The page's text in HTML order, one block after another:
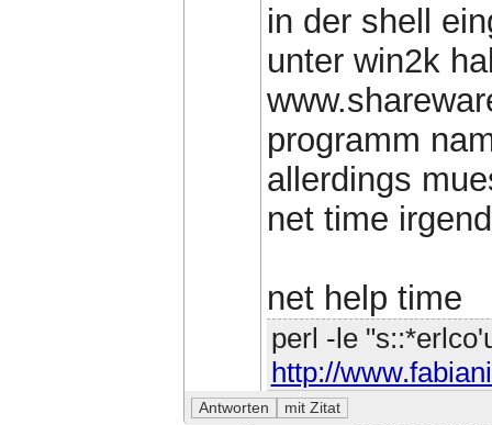
in der shell
unter win2k
programm
allerdings
net time
net help time
perl -le
http://